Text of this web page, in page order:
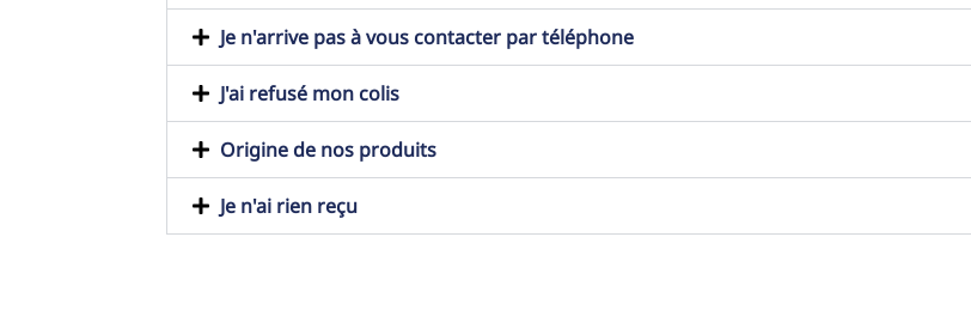
Je n'arrive pas à vous contacter par téléphone
J'ai refusé mon colis
Origine de nos produits
Je n'ai rien reçu